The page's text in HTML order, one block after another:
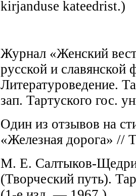
kirjanduse kateedrist.)
Журнал «Женский
русской и
Литературоведение.
зап. Тартуского гос.
Один из отзывов на
«Железная дорога» //
М. Е. Салтыков-
(Творческий путь).